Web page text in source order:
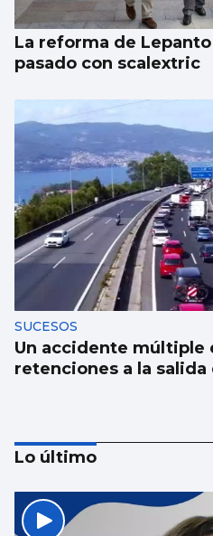
La reforma de
pasado con scalextric
SUCESOS
Un accidente múltiple
retenciones a la salida
Lo último